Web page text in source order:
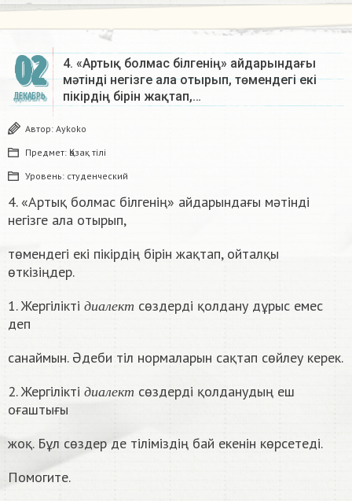
02
ДЕКАБРЬ
4. «Артық болмас білгенің» айдарындағы
мәтінді негізге ала отырып, төмендегі екі
пікірдің бірін жақтап,…
Автор: Aykoko
Предмет: Қазақ тiлi
Уровень: студенческий
4. «Артық болмас білгенің» айдарындағы мәтінді
негізге ала отырып,
төмендегі екі пікірдің бірін жақтап, ойталқы
өткізіңдер.
1. Жергілікті
д и ал е кт
д
сөздерді қолдану дұрыс емес
деп
санаймын. Әдеби тіл нормаларын сақтап сөйлеу керек.
2. Жергілікті
д и ал е кт
д
сөздерді қолданудың еш
оғаштығы
жоқ. Бұл сөздер де тіліміздің бай екенін көрсетеді.
Помогите.